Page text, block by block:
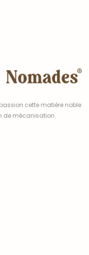
cette matière noble
de mécanisation.